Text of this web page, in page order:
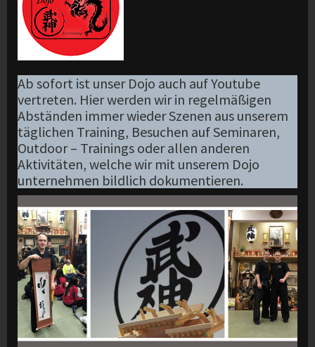
Ab sofort ist unser Dojo auch auf Youtube
vertreten. Hier werden wir in regelmäßigen
Abständen immer wieder Szenen aus unserem
täglichen Training, Besuchen auf Seminaren,
Outdoor – Trainings oder allen anderen
Aktivitäten, welche wir mit unserem Dojo
unternehmen bildlich dokumentieren.